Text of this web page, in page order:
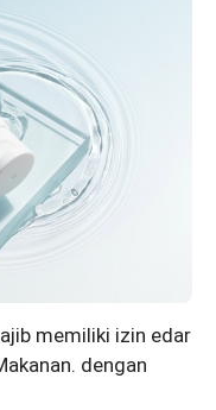
memiliki izin edar
dengan